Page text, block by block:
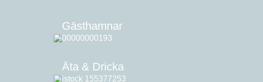
Gästhamnar
Äta & Dricka